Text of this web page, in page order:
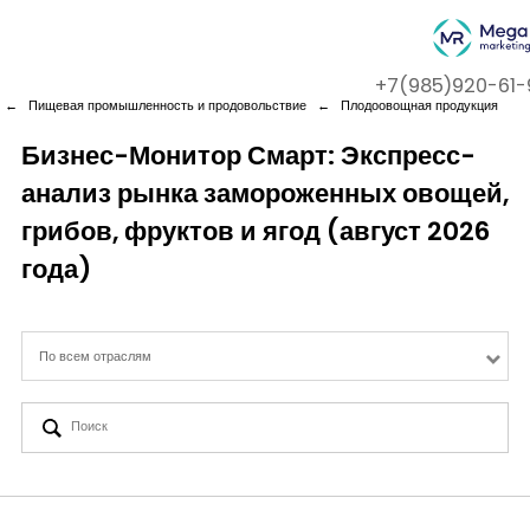
Company
Services
Cases
Contact us
+7(985)920-
← Пищевая промышленность и продовольствие ← Плодоовощная продукция
Бизнес-Монитор Смарт: Экспресс-
анализ рынка замороженных овощей,
грибов, фруктов и ягод (август 2026
года)
По всем отраслям